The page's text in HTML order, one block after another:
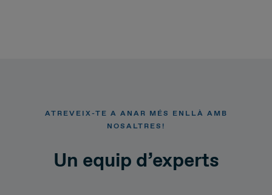
ATREVEIX-TE A ANAR MÉS ENLLÀ AMB
NOSALTRES!
Un equip d’experts